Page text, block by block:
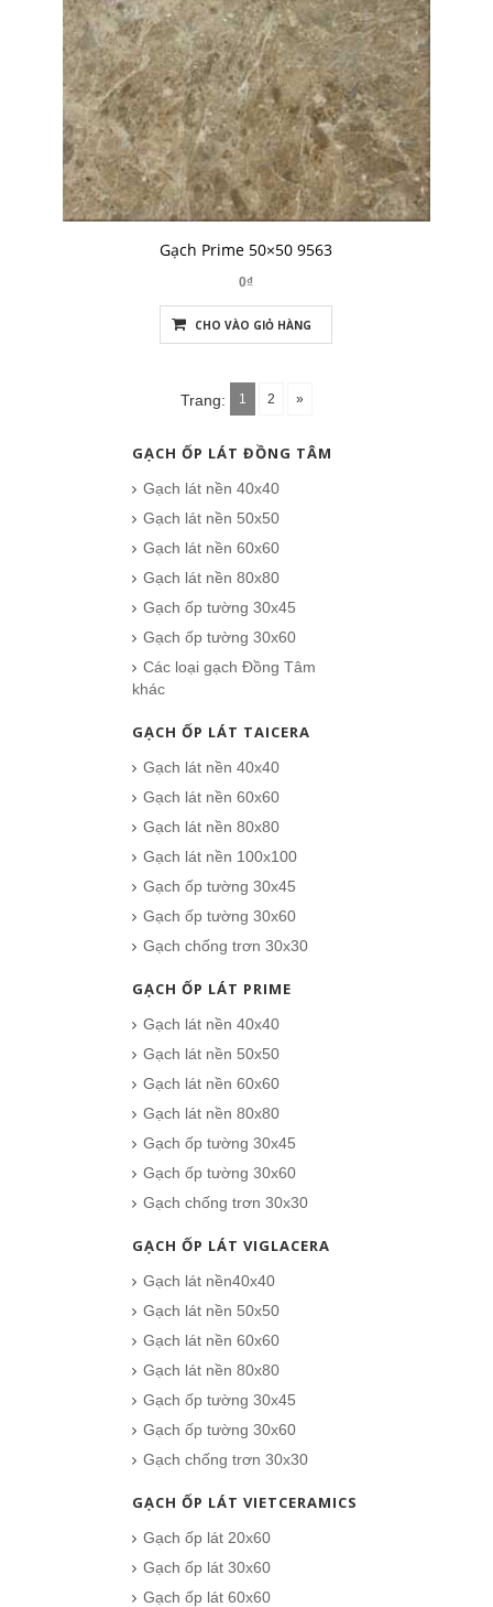
Gạch Prime 50×50 9563
0₫
CHO VÀO GIỎ HÀNG
Trang: 1 2 »
GẠCH ỐP LÁT ĐỒNG TÂM
Gạch lát nền 40x40
Gạch lát nền 50x50
Gạch lát nền 60x60
Gạch lát nền 80x80
Gạch ốp tường 30x45
Gạch ốp tường 30x60
Các loại gạch Đồng Tâm
khác
GẠCH ỐP LÁT TAICERA
Gạch lát nền 40x40
Gạch lát nền 60x60
Gạch lát nền 80x80
Gạch lát nền 100x100
Gạch ốp tường 30x45
Gạch ốp tường 30x60
Gạch chống trơn 30x30
GẠCH ỐP LÁT PRIME
Gạch lát nền 40x40
Gạch lát nền 50x50
Gạch lát nền 60x60
Gạch lát nền 80x80
Gạch ốp tường 30x45
Gạch ốp tường 30x60
Gạch chống trơn 30x30
GẠCH ỐP LÁT VIGLACERA
Gạch lát nền40x40
Gạch lát nền 50x50
Gạch lát nền 60x60
Gạch lát nền 80x80
Gạch ốp tường 30x45
Gạch ốp tường 30x60
Gạch chống trơn 30x30
GẠCH ỐP LÁT VIETCERAMICS
Gạch ốp lát 20x60
Gạch ốp lát 30x60
Gạch ốp lát 60x60